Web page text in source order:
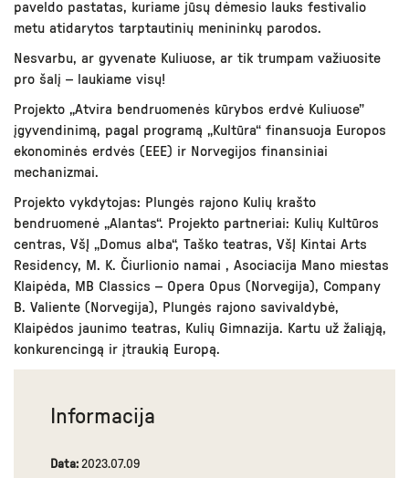
paveldo pastatas, kuriame jūsų dėmesio lauks festivalio
metu atidarytos tarptautinių menininkų parodos.
Nesvarbu, ar gyvenate Kuliuose, ar tik trumpam važiuosite
pro šalį – laukiame visų!
Projekto „Atvira bendruomenės kūrybos erdvė Kuliuose”
įgyvendinimą, pagal programą „Kultūra“ finansuoja Europos
ekonominės erdvės (EEE) ir Norvegijos finansiniai
mechanizmai.
Projekto vykdytojas: Plungės rajono Kulių krašto
bendruomenė „Alantas“. Projekto partneriai: Kulių Kultūros
centras, VšĮ „Domus alba“, Taško teatras, VšĮ Kintai Arts
Residency, M. K. Čiurlionio namai , Asociacija Mano miestas
Klaipėda, MB Classics – Opera Opus (Norvegija), Company
B. Valiente (Norvegija), Plungės rajono savivaldybė,
Klaipėdos jaunimo teatras, Kulių Gimnazija. Kartu už žaliąją,
konkurencingą ir įtraukią Europą.
Informacija
Data: 2023.07.09